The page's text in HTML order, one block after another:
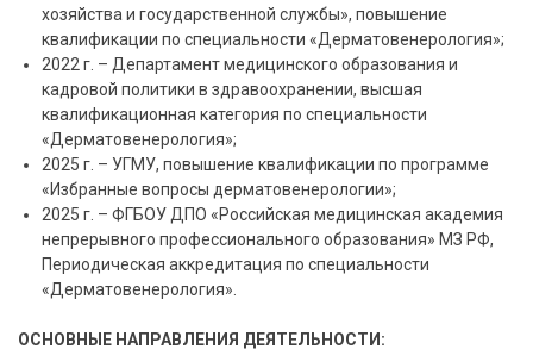
хозяйства и государственной службы», повышение
квалификации по специальности «Дерматовенерология»;
2022 г. – Департамент медицинского образования и
кадровой политики в здравоохранении, высшая
квалификационная категория по специальности
«Дерматовенерология»;
2025 г. – УГМУ, повышение квалификации по программе
«Избранные вопросы дерматовенерологии»;
2025 г. – ФГБОУ ДПО «Российская медицинская академия
непрерывного профессионального образования» МЗ РФ,
Периодическая аккредитация по специальности
«Дерматовенерология».
ОСНОВНЫЕ НАПРАВЛЕНИЯ ДЕЯТЕЛЬНОСТИ: